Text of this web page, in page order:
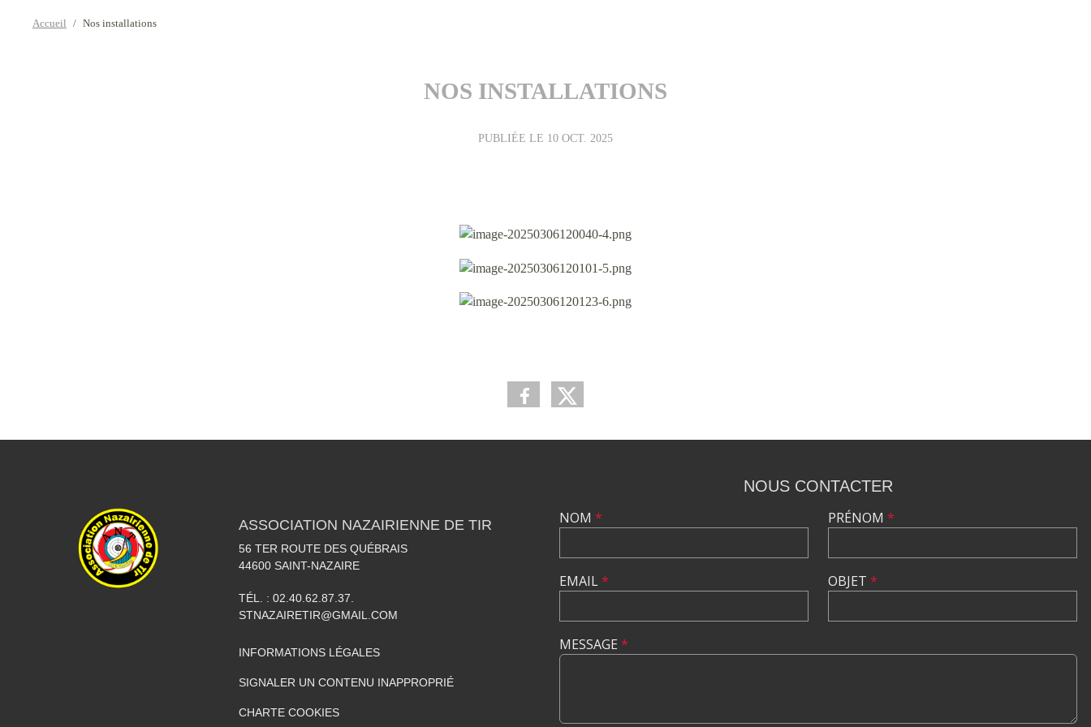
Accueil Nos installations
NOS INSTALLATIONS
PUBLIÉE LE 10 OCT. 2025
ASSOCIATION NAZAIRIENNE DE TIR
56 TER ROUTE DES QUÉBRAIS
44600 SAINT-NAZAIRE
TÉL. : 02.40.62.87.37.
STNAZAIRETIR@GMAIL.COM
INFORMATIONS LÉGALES
SIGNALER UN CONTENU INAPPROPRIÉ
CHARTE COOKIES
NOUS CONTACTER
NOM *
EMAIL*
PRÉNOM *
OBJET *
MESSAGE *